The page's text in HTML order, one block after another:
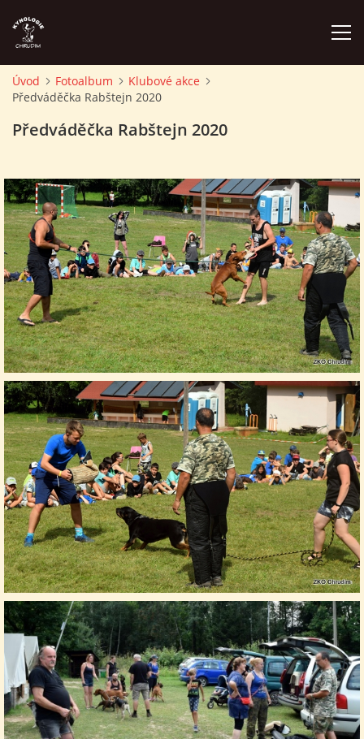
ÚVOD
ZÁVODY A PROPOZICE
PSÍ AKADEMIE
PŘÍSPĚVKY A POPLATKY
KONTAKTY KK
FOTOALBUM
PROVOZNÍ ŘÁD
O NÁS - HISTORIE A SOUČASNOST
AVZO TSČ ČR CHRUDIM P.S.
VÝBOR KK
Úvod Fotoalbum
Klubové akce
Předváděčka Rabštejn 2020
Předváděčka Rabštejn 2020